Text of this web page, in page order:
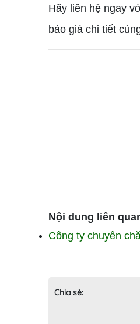
Hãy liên hệ ngay
báo giá chi tiết
Nội dung liên
Công ty chuyên
Chia sẻ: